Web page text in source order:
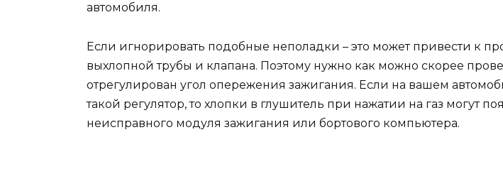
автомобиля.
Если игнорировать подобные неполадки – это может привести к
выхлопной трубы и клапана. Поэтому нужно как можно скорее
отрегулирован угол опережения зажигания. Если на вашем
такой регулятор, то хлопки в глушитель при нажатии на газ могут
неисправного модуля зажигания или бортового компьютера.